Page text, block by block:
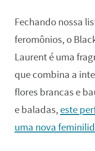
Fechando nossa
feromônios, o
Laurent é uma
que combina a
flores brancas e
e baladas, este
uma nova